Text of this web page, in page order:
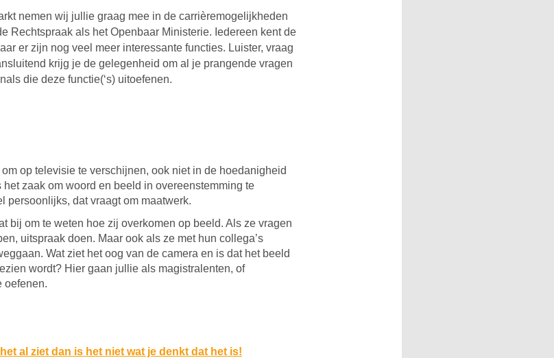
nemen wij jullie graag mee in de carrièremogelijkheden
Rechtspraak als het Openbaar Ministerie. Iedereen kent de
er zijn nog veel meer interessante functies. Luister, vraag
krijg je de gelegenheid om al je prangende vragen
die deze functie(‘s) uitoefenen.
op televisie te verschijnen, ook niet in de hoedanigheid
het zaak om woord en beeld in overeenstemming te
persoonlijks, dat vraagt om maatwerk.
bij om te weten hoe zij overkomen op beeld. Als ze vragen
uitspraak doen. Maar ook als ze met hun collega’s
Wat ziet het oog van de camera en is dat het beeld
wordt? Hier gaan jullie als magistralenten, of
oefenen.
al ziet dan is het niet wat je denkt dat het is!